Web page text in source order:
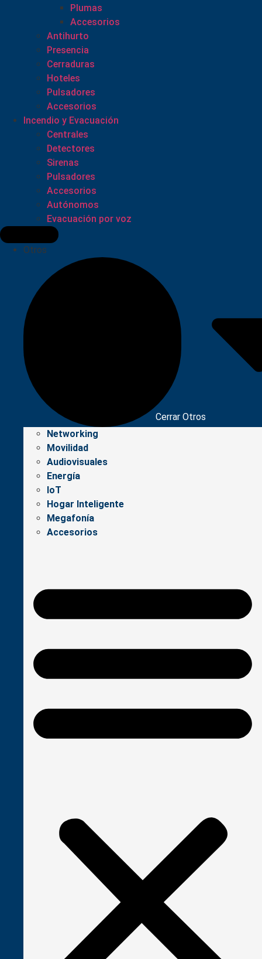
Plumas
Accesorios
Antihurto
Presencia
Cerraduras
Hoteles
Pulsadores
Accesorios
Incendio y Evacuación
Centrales
Detectores
Sirenas
Pulsadores
Accesorios
Autónomos
Evacuación por voz
Otros
Cerrar Otros
Networking
Movilidad
Audiovisuales
Energía
IoT
Hogar Inteligente
Megafonía
Accesorios